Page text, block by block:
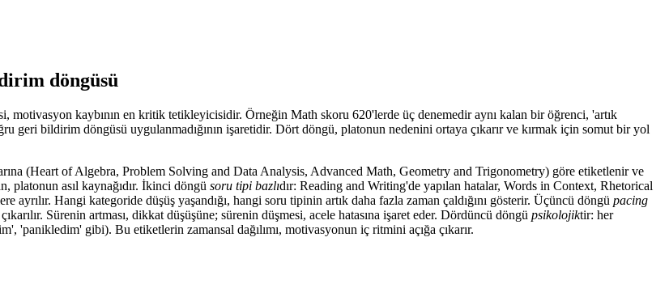
döngüsü
motivasyon kaybının en kritik tetikleyicisidir. Örneğin Math skoru 620'lerde üç denemedir aynı kalan bir öğrenci, 'artık
geri bildirim döngüsü uygulanmadığının işaretidir. Dört döngü, platonun nedenini ortaya çıkarır ve kırmak için somut bir yol
(Heart of Algebra, Problem Solving and Data Analysis, Advanced Math, Geometry and Trigonometry) göre etiketlenir ve
platonun asıl kaynağıdır. İkinci döngü soru tipi bazlıdır: Reading and Writing'de yapılan hatalar, Words in Context, Rhetorical
Hangi kategoride düşüş yaşandığı, hangi soru tipinin artık daha fazla zaman çaldığını gösterir. Üçüncü döngü pacing
Sürenin artması, dikkat düşüşüne; sürenin düşmesi, acele hatasına işaret eder. Dördüncü döngü psikolojiktir: her
'panikledim' gibi). Bu etiketlerin zamansal dağılımı, motivasyonun iç ritmini açığa çıkarır.